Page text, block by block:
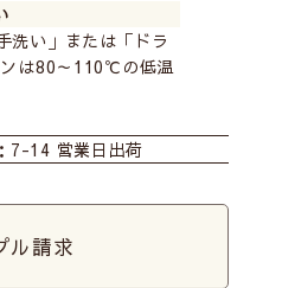
洗い」または「ドラ
は80～110℃の低温
プル無地)
ット
7-14 営業日出荷
ル請求